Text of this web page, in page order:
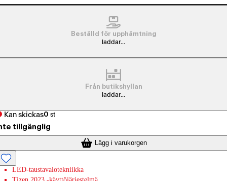
Beställd för upphämtning
laddar...
Från butikshyllan
laddar...
Kan skickas0 st
tillgänglig
Lägg i varukorgen
LED-taustavalotekniikka